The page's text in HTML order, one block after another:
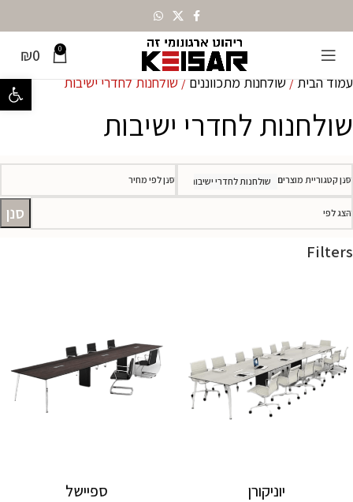
פתח
0
₪0
עמוד הבית שולחנות מתכווננים שולחנות לחדרי ישיבות
שולחנות לחדרי ישיבות
סנן קטגוריית מוצרים שולחנות לחדרי ישיבות סנן לפי מחיר
הצג לפי
סנן
Filters
יוניקורן
ספיישל